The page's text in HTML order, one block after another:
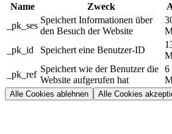
Name Zweck
_pk_ses
Speichert Informationen über
den Besuch der Website
_pk_id Speichert eine Benutzer-ID
_pk_ref
Speichert wie der Benutzer die
Website aufgerufen hat
6
Alle Cookies ablehnen Alle Cookies